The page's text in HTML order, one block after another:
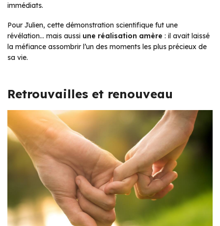
immédiats.
Pour Julien, cette démonstration scientifique fut une
révélation… mais aussi une réalisation amère : il avait laissé
la méfiance assombrir l’un des moments les plus précieux de
sa vie.
Retrouvailles et renouveau